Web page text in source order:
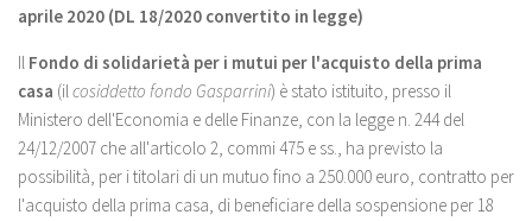
aprile 2020 (DL 18/2020 convertito in legge)
Il Fondo di solidarietà per i mutui per l'acquisto della prima
casa (ilcosiddetto fondo Gasparrini) è stato istituito, presso il
Ministero dell'Economia e delle Finanze, con la legge n. 244 del
24/12/2007 che all'articolo 2, commi 475 e ss., ha previsto la
possibilità, per i titolari di un mutuo fino a 250.000 euro, contratto per
l'acquisto della prima casa, di beneficiare della sospensione per 18